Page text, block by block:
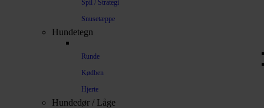
Spil / Strategi
Snusetæppe
Hundetegn
Runde
Kødben
Hjerte
Hundedør / Låge